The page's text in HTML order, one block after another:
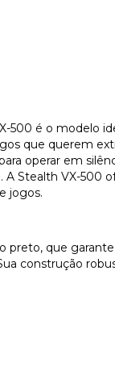
500 é o modelo
que querem
operar em
Stealth VX-500
jogos.
preto, que
construção